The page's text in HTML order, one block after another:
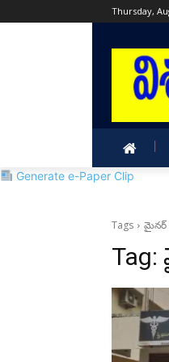
Thursday,
Generate e-Paper Clip
Tags మైనర్
Tag: